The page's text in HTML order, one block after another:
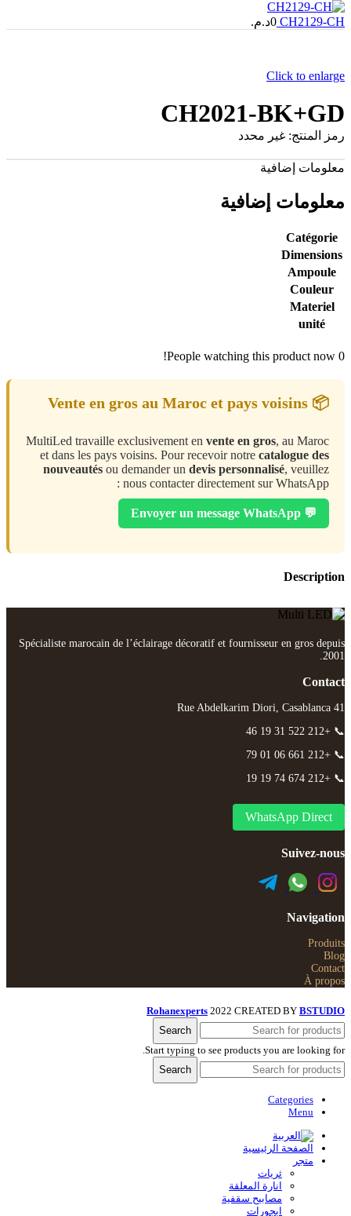
CH2129-CH
0د.م.
Click to enlarge
CH2021-BK+GD
رمز المنتج: غير محدد
معلومات إضافية
معلومات إضافية
Catégorie
Dimensions
Ampoule
Couleur
Materiel
unité
0
People watching this product now!
📦 Vente en gros au Maroc et pays voisins
MultiLed travaille exclusivement en vente en gros, au Maroc
et dans les pays voisins. Pour recevoir notre catalogue des
nouveautés ou demander un devis personnalisé, veuillez
nous contacter directement sur WhatsApp :
💬 Envoyer un message WhatsApp
Description
Spécialiste marocain de l’éclairage décoratif et fournisseur en gros depuis
2001.
Contact
41 Rue Abdelkarim Diori, Casablanca
📞 +212 522 31 19 46
📞 +212 661 06 01 79
📞 +212 674 74 19 19
WhatsApp Direct
Suivez-nous
Navigation
Produits
Blog
Contact
À propos
Rohanexperts 2022 CREATED BY BSTUDIO
Search
Start typing to see products you are looking for.
Search
Categories
Menu
الصفحة الرئيسية
متجر
ثريات
انارة المعلقة
مصابيح سقفية
ابجورات